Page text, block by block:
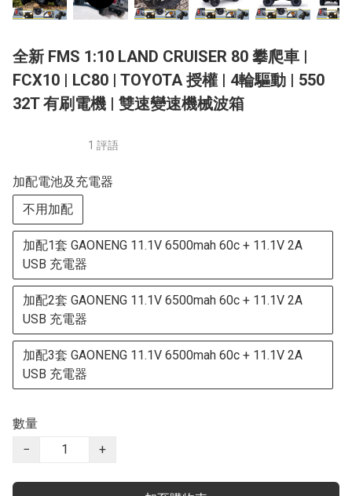
全新 FMS 1:10 LAND CRUISER 80 攀爬車 |
FCX10 | LC80 | TOYOTA 授權 | 4輪驅動 | 550
32T 有刷電機 | 雙速變速機械波箱
1 評語
加配電池及充電器
不用加配
加配1套 GAONENG 11.1V 6500mah 60c + 11.1V 2A
USB 充電器
加配2套 GAONENG 11.1V 6500mah 60c + 11.1V 2A
USB 充電器
加配3套 GAONENG 11.1V 6500mah 60c + 11.1V 2A
USB 充電器
數量
−
+